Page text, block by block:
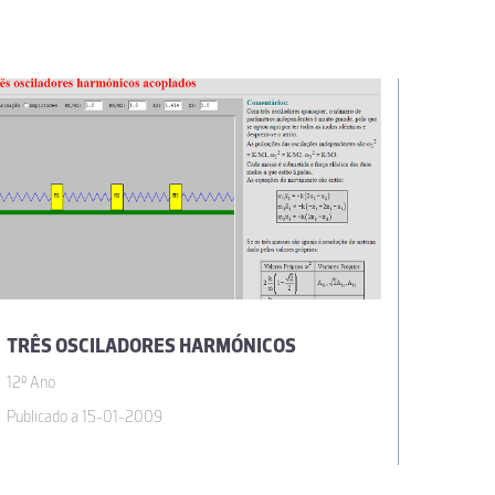
TRÊS OSCILADORES HARMÓNICOS
12º Ano
Publicado a 15-01-2009